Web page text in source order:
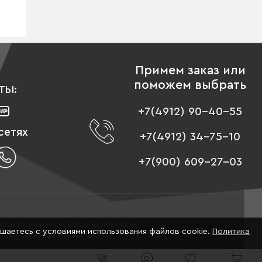
Примем заказ или
поможем выбрать
+7(4912) 90-40-55
+7(4912) 34-75-10
+7(900) 609-27-03
Российской Федерации.
с условиями использования файлов cookie. Политика